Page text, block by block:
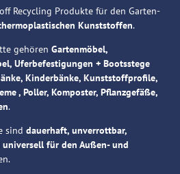
Recycling Produkte für den Garten-
Kunststoffen.
gehören Gartenmöbel,
Uferbefestigungen + Bootsstege
Kinderbänke, Kunststoffprofile,
, Poller, Komposter, Pflanzgefäße,
.
sind dauerhaft, unverrottbar,
für den Außen- und